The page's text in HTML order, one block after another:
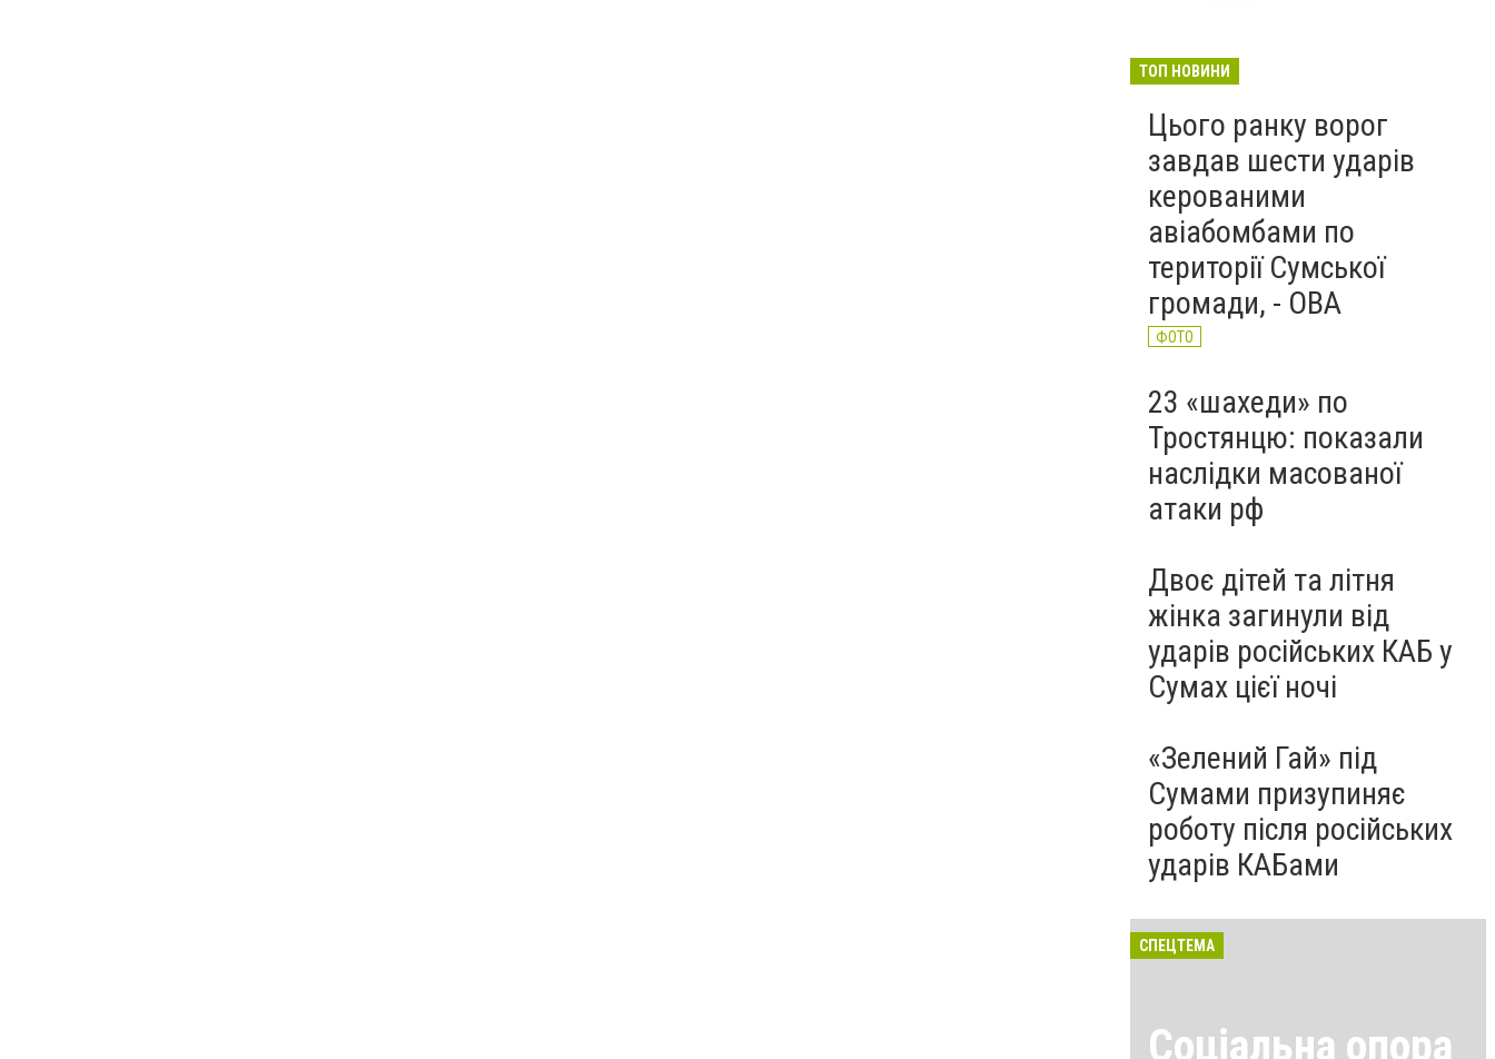
ТОП НОВИНИ
Цього ранку ворог
завдав шести ударів
керованими
авіабомбами по
території Сумської
громади, - ОВА
ФОТО
23 «шахеди» по
Тростянцю: показали
наслідки масованої
атаки рф
Двоє дітей та літня
жінка загинули від
ударів російських КАБ у
Сумах цієї ночі
«Зелений Гай» під
Сумами призупиняє
роботу після російських
ударів КАБами
СПЕЦТЕМА
Соціальна опора